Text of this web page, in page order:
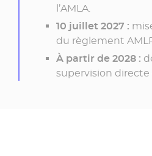
l’AMLA.
10 juillet 2027 :
du règlement
À partir de 2028 :
supervision directe